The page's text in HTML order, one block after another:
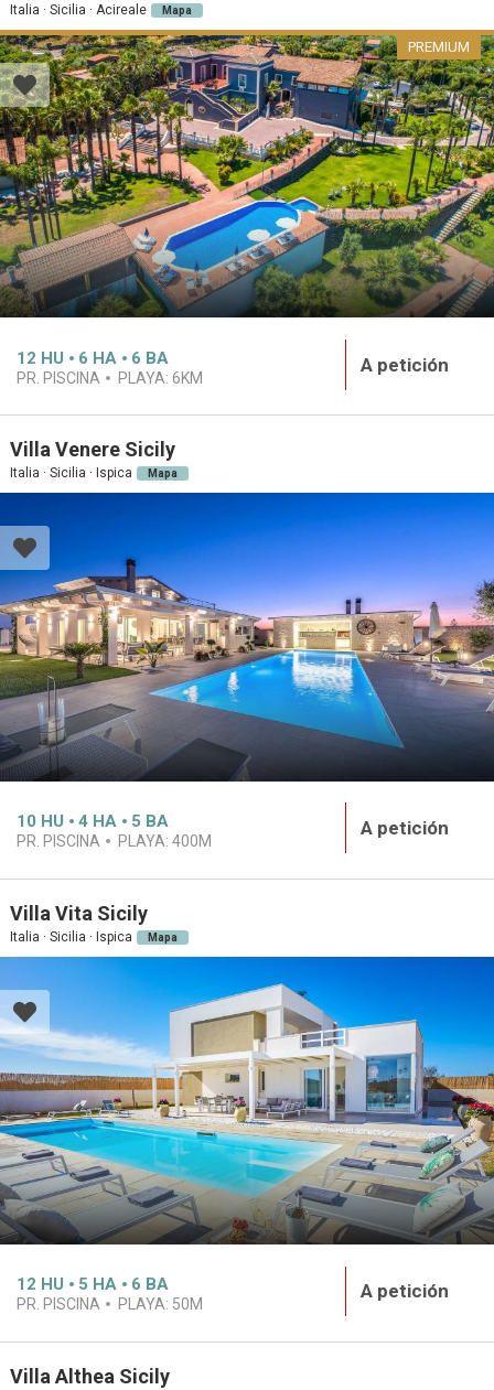
Italia · Sicilia · Acireale Mapa
PREMIUM
12 HU 6 HA 6 BA
PR. PISCINA PLAYA: 6KM
A petición
Villa Venere Sicily
Italia · Sicilia · Ispica Mapa
10 HU 4 HA 5 BA
PR. PISCINA PLAYA: 400M
A petición
Villa Vita Sicily
Italia · Sicilia · Ispica Mapa
12 HU 5 HA 6 BA
PR. PISCINA PLAYA: 50M
A petición
Villa Althea Sicily